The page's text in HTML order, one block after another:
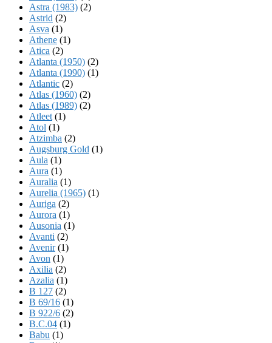
Astra (1983) (2)
Astrid (2)
Asva (1)
Athene (1)
Atica (2)
Atlanta (1950) (2)
Atlanta (1990) (1)
Atlantic (2)
Atlas (1960) (2)
Atlas (1989) (2)
Atleet (1)
Atol (1)
Atzimba (2)
Augsburg Gold (1)
Aula (1)
Aura (1)
Auralia (1)
Aurelia (1965) (1)
Auriga (2)
Aurora (1)
Ausonia (1)
Avanti (2)
Avenir(1)
Avon (1)
Axilia (2)
Azalia (1)
B 127 (2)
B 69/16 (1)
B 922/6 (2)
B.C.04 (1)
Babu (1)